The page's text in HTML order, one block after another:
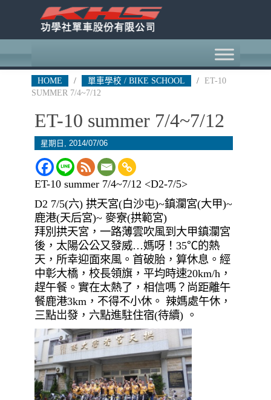
HOME / 單車學校 / BIKE SCHOOL /
ET-10
SUMMER 7/4~7/12
ET-10 summer 7/4~7/12
星期日, 2014/07/06
ET-10 summer 7/4~7/12 <D2-7/5>
D2 7/5(六) 拱天宮(白沙屯)~鎮瀾宮(大甲)~
鹿港(天后宮)~ 麥寮(拱範宮)
拜別拱天宮，一路薄雲吹風到大甲鎮瀾宮
後，太陽公公又發威…媽呀！35℃的熱
天，所幸迎面來風。首破胎，算休息。經
中彰大橋，校長領旗，平均時速20km/h，
趕午餐。實在太熱了，相信嗎？尚距離午
餐鹿港3km，不得不小休。 辣媽處午休，
三點岀發，六點進駐住宿(待續) 。